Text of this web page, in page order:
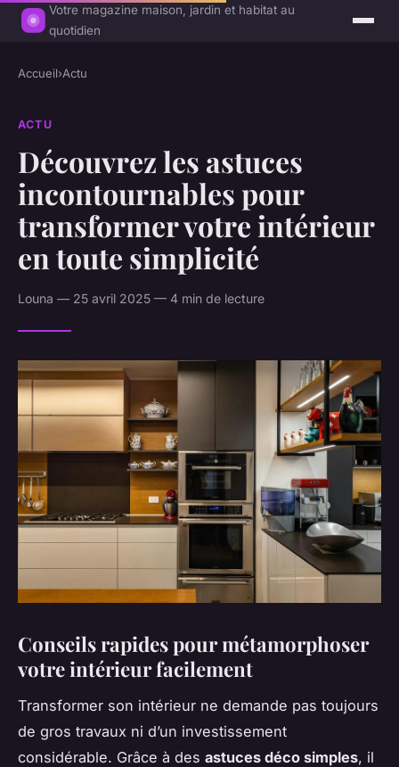
Votre magazine maison, jardin et habitat au
quotidien
Accueil›Actu
ACTU
Découvrez les astuces
incontournables pour
transformer votre intérieur
en toute simplicité
Louna — 25 avril 2025 — 4 min de lecture
Conseils rapides pour métamorphoser
votre intérieur facilement
Transformer son intérieur ne demande pas toujours
de gros travaux ni d’un investissement
considérable. Grâce à des astuces déco simples, il